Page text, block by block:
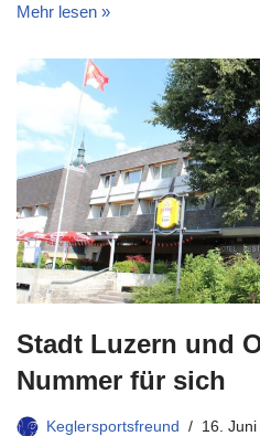
Mehr lesen »
Stadt Luzern und
Nummer für sich
Keglersportsfreund 16. Juni